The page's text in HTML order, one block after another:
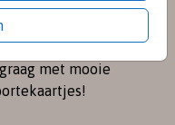
kijkje achter de
met mooie